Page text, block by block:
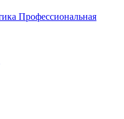
Профессиональная